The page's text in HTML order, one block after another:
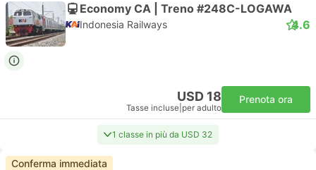
Economy CA | Treno #248C-LOGAWA
Indonesia Railways 4.6
USD 18
Tasse incluse per adulto
Prenota ora
1 classe in più da USD 32
Conferma immediata